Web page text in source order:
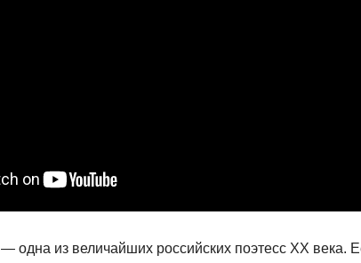
— одна из величайших российских поэтесс XX века.